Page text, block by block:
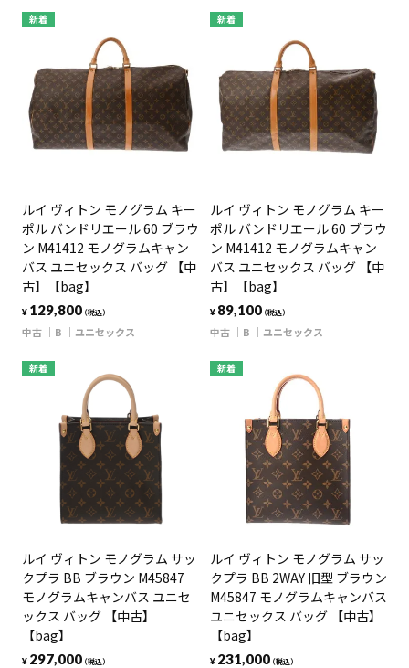
新着
ルイ ヴィトン モノグラム キー
ポル バンドリエール 60 ブラウ
ン M41412 モノグラムキャン
バス ユニセックス バッグ 【中
古】【bag】
¥ 129,800（税込）
中古 B ユニセックス
新着
ルイ ヴィトン モノグラム キー
ポル バンドリエール 60 ブラウ
ン M41412 モノグラムキャン
バス ユニセックス バッグ 【中
古】【bag】
¥ 89,100（税込）
中古 B ユニセックス
新着
ルイ ヴィトン モノグラム サッ
クプラ BB ブラウン M45847
モノグラムキャンバス ユニセ
ックス バッグ 【中古】
【bag】
¥ 297,000（税込）
新着
ルイ ヴィトン モノグラム サッ
クプラ BB 2WAY 旧型 ブラウン
M45847 モノグラムキャンバス
ユニセックス バッグ 【中古】
【bag】
¥ 231,000（税込）